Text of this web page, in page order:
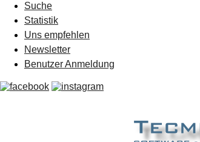
Suche
Statistik
Uns empfehlen
Newsletter
Benutzer Anmeldung